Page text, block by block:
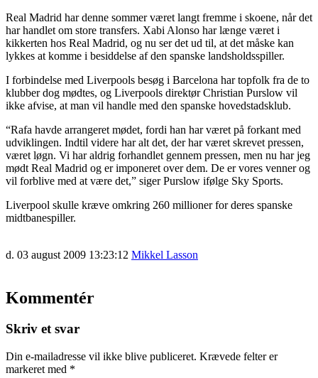
Real Madrid har denne sommer været langt fremme i skoene, når det
har handlet om store transfers. Xabi Alonso har længe været i
kikkerten hos Real Madrid, og nu ser det ud til, at det måske kan
lykkes at komme i besiddelse af den spanske landsholdsspiller.
I forbindelse med Liverpools besøg i Barcelona har topfolk fra de to
klubber dog mødtes, og Liverpools direktør Christian Purslow vil
ikke afvise, at man vil handle med den spanske hovedstadsklub.
“Rafa havde arrangeret mødet, fordi han har været på forkant med
udviklingen. Indtil videre har alt det, der har været skrevet pressen,
været løgn. Vi har aldrig forhandlet gennem pressen, men nu har jeg
mødt Real Madrid og er imponeret over dem. De er vores venner og
vil forblive med at være det,” siger Purslow ifølge Sky Sports.
Liverpool skulle kræve omkring 260 millioner for deres spanske
midtbanespiller.
d. 03 august 2009 13:23:12 Mikkel Lasson
Kommentér
Skriv et svar
Din e-mailadresse vil ikke blive publiceret. Krævede felter er
markeret med *